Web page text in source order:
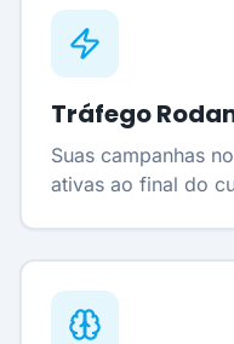
Tráfego
Suas campanhas
ativas ao final do